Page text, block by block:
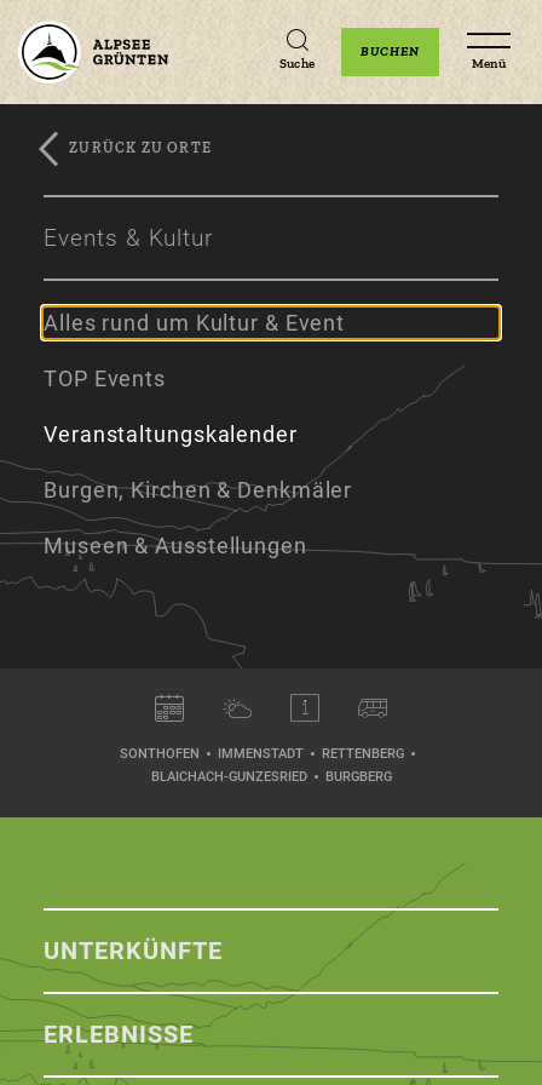
Zum
Zur
Zum
Suche
BUCHEN
Menü
ZURÜCK ZU ORTE
Events & Kultur
Alles rund um Kultur & Event
TOP Events
Veranstaltungskalender
Burgen, Kirchen & Denkmäler
Museen & Ausstellungen
SONTHOFEN IMMENSTADT
RETTENBERG
BLAICHACH-GUNZESRIED
BURGBERG
UNTERKÜNFTE
ERLEBNISSE
Unterkünfte Veranstaltungen